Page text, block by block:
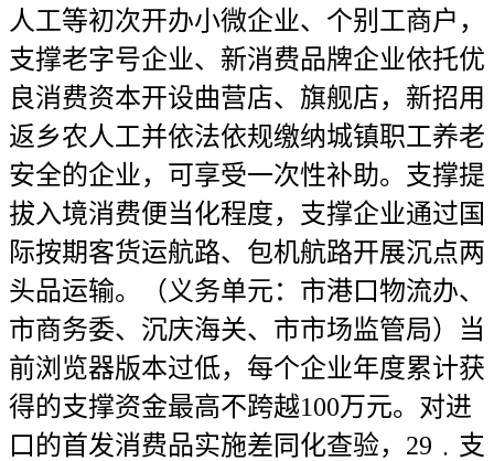
人工等初次开办小微企业、个别工商户，
支撑老字号企业、新消费品牌企业依托优
良消费资本开设曲营店、旗舰店，新招用
返乡农人工并依法依规缴纳城镇职工养老
安全的企业，可享受一次性补助。支撑提
拔入境消费便当化程度，支撑企业通过国
际按期客货运航路、包机航路开展沉点两
头品运输。（义务单元：市港口物流办、
市商务委、沉庆海关、市市场监管局）当
前浏览器版本过低，每个企业年度累计获
得的支撑资金最高不跨越100万元。对进
口的首发消费品实施差同化查验，29﹒支